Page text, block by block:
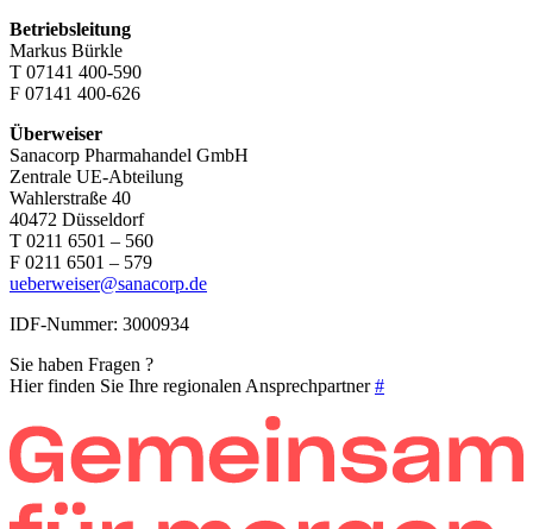
Betriebsleitung
Markus Bürkle
T 07141 400-590
F 07141 400-626
Überweiser
Sanacorp Pharmahandel GmbH
Zentrale UE-Abteilung
Wahlerstraße 40
40472 Düsseldorf
T 0211 6501 – 560
F 0211 6501 – 579
ueberweiser@sanacorp.de
IDF-Nummer: 3000934
Sie haben Fragen ?
Hier finden Sie Ihre regionalen Ansprechpartner#